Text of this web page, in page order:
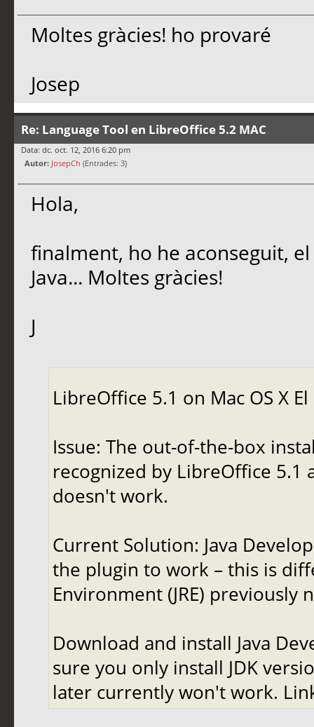
Moltes gràcies! ho provaré
Josep
Re: Language Tool en LibreOffice 5.2 MAC
Data: dc. oct. 12, 2016 6:20 pm
Autor: JosepCh (Entrades: 3)
Hola,
finalment, ho he aconseguit,
Java... Moltes gràcies!
J
LibreOffice 5.1 on Mac OS X
Issue: The out-of-the-box
recognized by LibreOffice
doesn't work.
Current Solution: Java
the plugin to work – this is
Environment (JRE) previously
Download and install Java
sure you only install JDK
later currently won't work.